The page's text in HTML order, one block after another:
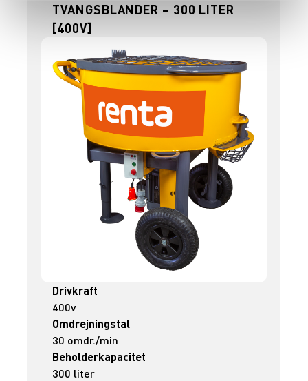
TVANGSBLANDER – 300 LITER
[400V]
Drivkraft
400v
Omdrejningstal
30 omdr./min
Beholderkapacitet
300 liter